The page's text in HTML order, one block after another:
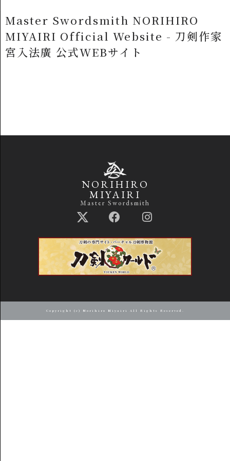
Master Swordsmith NORIHIRO
MIYAIRI Official Website - 刀剣作家
宮入法廣 公式WEBサイト
NORIHIRO
MIYAIRI
Master Swordsmith
Copyright (c) Norihiro Miyairi All Rights Reserved.